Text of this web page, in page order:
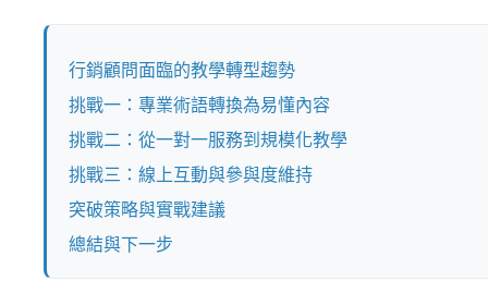
行銷顧問面臨的教學轉型趨勢
挑戰一：專業術語轉換為易懂內容
挑戰二：從一對一服務到規模化教學
挑戰三：線上互動與參與度維持
突破策略與實戰建議
總結與下一步